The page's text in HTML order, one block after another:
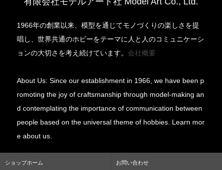
1966年の創業以来、模型を通じてモノづくりの楽しさを提
唱し、世界共通のホビーをテーマに人と人のコミュニケーシ
ョンの大切さを考え続けています。会社概要
About Us: Since our establishment in 1966, we have been p
romoting the joy of craftsmanship through model-making an
d contemplating the importance of communication between
people based on the universal theme of hobbies. Learn mor
e about us.
ショップホーム お問い合わせ